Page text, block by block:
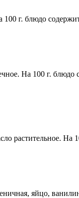
г. блюдо
На 100 г. блюдо
растительное. На
яйцо,